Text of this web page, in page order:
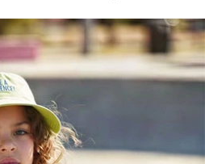
0,00 €
Start der Bestellung